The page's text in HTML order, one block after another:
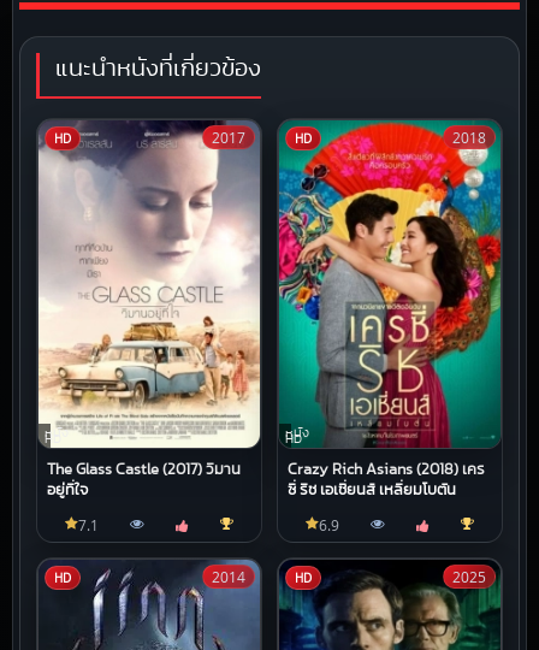
แนะนำหนังที่เกี่ยวข้อง
HD
หนัง
HD
The Glass Castle (2017) วิมาน
อยู่ที่ใจ
2017
7.1
HD
หนัง
HD
Crazy Rich Asians (2018) เคร
ซี่ ริช เอเชี่ยนส์ เหลี่ยมโบตัน
2018
6.9
HD 2014 HD 2025